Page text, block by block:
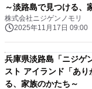
～淡路島で見つける、
株式会社ニジゲンノモリ
2025年11月17日 09:00
兵庫県淡路島「ニジゲ
スト アイランド「あ
る、家族のかたち～